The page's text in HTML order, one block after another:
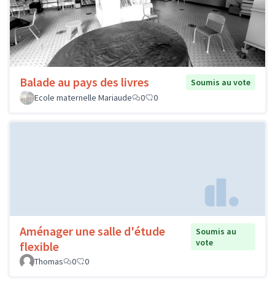
Balade au pays des livres
Soumis au vote
Ecole maternelle Mariaude
0 0
Aménager une salle d'étude
flexible
Soumis au
vote
Thomas
0 0